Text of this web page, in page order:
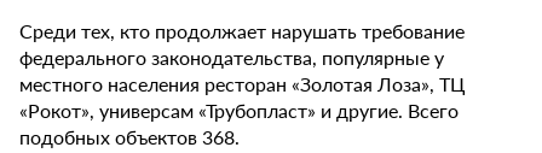
Среди тех, кто продолжает нарушать требование
федерального законодательства, популярные у
местного населения ресторан «Золотая Лоза», ТЦ
«Рокот», универсам «Трубопласт» и другие. Всего
подобных объектов 368.